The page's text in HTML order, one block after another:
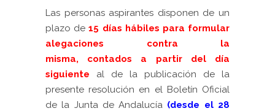
Las personas aspirantes disponen de un
plazo de 15 días hábiles para formular
alegaciones contra la
misma,
contados a partir del día
siguiente al de la publicación de la
presente resolución en el Boletín Oficial
de la Junta de Andalucía (desde el 28